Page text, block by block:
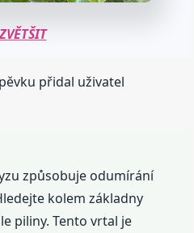
přidal uživatel
způsobuje odumírání
kolem základny
piliny. Tento vrtal je